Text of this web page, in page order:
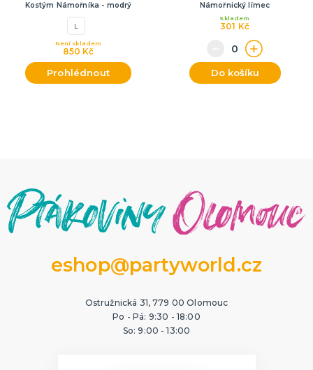
Kostým Námořníka - modrý
L
850 Kč
Není skladem
Prohlédnout
Námořnický límec
301 Kč
Skladem
Do košíku
eshop@partyworld.cz
Ostružnická 31, 779 00 Olomouc
Po - Pá: 9:30 - 18:00
So: 9:00 - 13:00